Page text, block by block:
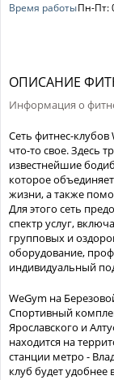
Время работыПн-Пт:
ОПИСАНИЕ
Информация о
Сеть фитнес-клубов
что-то свое. Здесь
известнейшие
которое
жизни, а также
Для этого сеть
спектр услуг,
групповых и
оборудование,
индивидуальный
WeGym на
Спортивный
Ярославского и
находится на
станции метро -
клуб будет